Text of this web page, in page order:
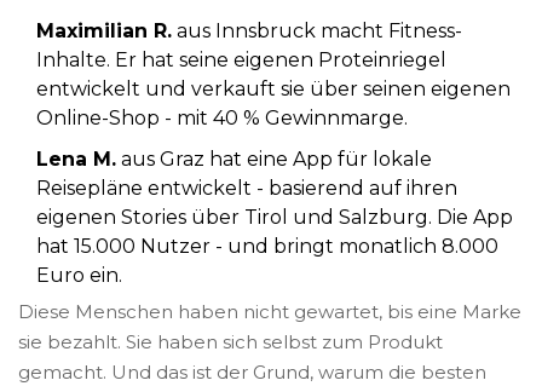
Maximilian R. aus Innsbruck macht Fitness-
Inhalte. Er hat seine eigenen Proteinriegel
entwickelt und verkauft sie über seinen eigenen
Online-Shop - mit 40 % Gewinnmarge.
Lena M. aus Graz hat eine App für lokale
Reisepläne entwickelt - basierend auf ihren
eigenen Stories über Tirol und Salzburg. Die App
hat 15.000 Nutzer - und bringt monatlich 8.000
Euro ein.
Diese Menschen haben nicht gewartet, bis eine Marke
sie bezahlt. Sie haben sich selbst zum Produkt
gemacht. Und das ist der Grund, warum die besten